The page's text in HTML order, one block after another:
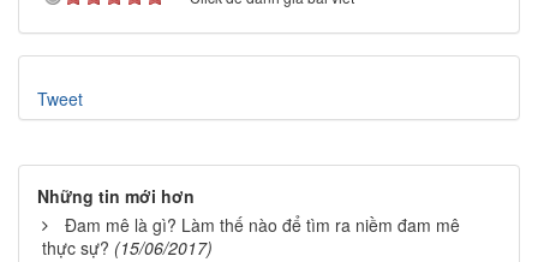
Tweet
Những tin mới hơn
Đam mê là gì? Làm thế nào để tìm ra niềm đam mê
thực sự? (15/06/2017)